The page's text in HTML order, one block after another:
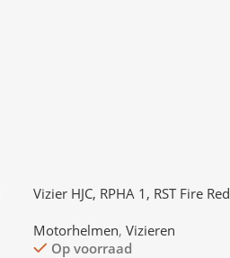
Vizier HJC, RPHA 1, RST Fire Red
Motorhelmen,Vizieren
Op voorraad